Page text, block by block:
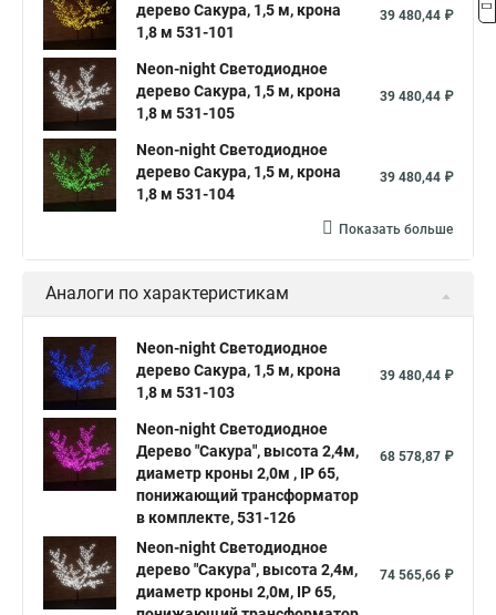
Светодиодное дерево Уличное
Светодиодное дерево в Офис
дерево Сакура, 1,5 м, крона
1,8 м 531-101
39 480,44 ₽
Neon-night Светодиодное
дерево Сакура, 1,5 м, крона
1,8 м 531-105
39 480,44 ₽
Neon-night Светодиодное
дерево Сакура, 1,5 м, крона
1,8 м 531-104
39 480,44 ₽
Показать больше
Аналоги по характеристикам
Neon-night Светодиодное
дерево Сакура, 1,5 м, крона
1,8 м 531-103
39 480,44 ₽
Neon-night Светодиодное
Дерево "Сакура", высота 2,4м,
диаметр кроны 2,0м , IP 65,
понижающий трансформатор
в комплекте, 531-126
68 578,87 ₽
Neon-night Светодиодное
дерево "Сакура", высота 2,4м,
диаметр кроны 2,0м, IP 65,
74 565,66 ₽